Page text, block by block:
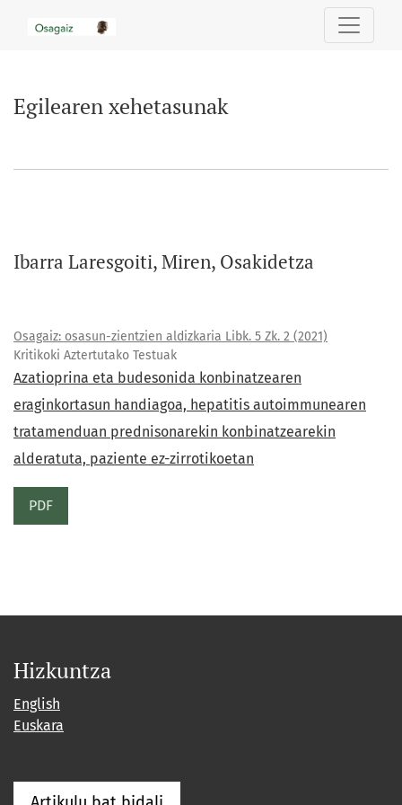
Egilearen xehetasunak
Ibarra Laresgoiti, Miren, Osakidetza
Osagaiz: osasun-zientzien aldizkaria Libk. 5 Zk. 2 (2021)
Kritikoki Aztertutako Testuak
Azatioprina eta budesonida konbinatzearen
eraginkortasun handiagoa, hepatitis autoimmunearen
tratamenduan prednisonarekin konbinatzearekin
alderatuta, paziente ez-zirrotikoetan
PDF
Hizkuntza
English
Euskara